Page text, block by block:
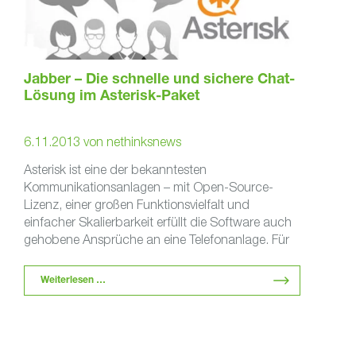
Jabber – Die schnelle und sichere Chat-
Lösung im Asterisk-Paket
6.11.2013 von nethinksnews
Asterisk ist eine der bekanntesten
Kommunikationsanlagen – mit Open-Source-
Lizenz, einer großen Funktionsvielfalt und
einfacher Skalierbarkeit erfüllt die Software auch
gehobene Ansprüche an eine Telefonanlage. Für
besonders interessant …
Weiterlesen …